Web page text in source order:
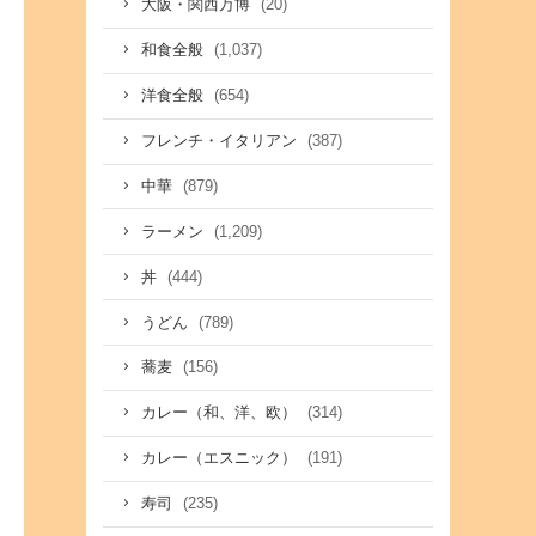
大阪・関西万博 (20)
和食全般 (1,037)
洋食全般 (654)
フレンチ・イタリアン (387)
中華 (879)
ラーメン (1,209)
丼 (444)
うどん (789)
蕎麦 (156)
カレー（和、洋、欧） (314)
カレー（エスニック） (191)
寿司 (235)